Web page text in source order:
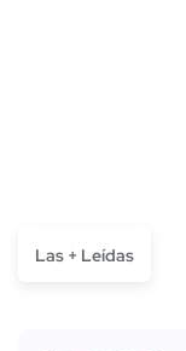
Las + Leídas